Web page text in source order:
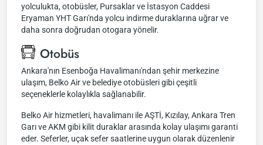
yolculukta, otobüsler, Pursaklar ve İstasyon Caddesi
Eryaman YHT Garı'nda yolcu indirme duraklarına uğrar ve
daha sonra doğrudan otogara yönelir.
Otobüs
Ankara'nın Esenboğa Havalimanı'ndan şehir merkezine
ulaşım, Belko Air ve belediye otobüsleri gibi çeşitli
seçeneklerle kolaylıkla sağlanabilir.
Belko Air hizmetleri, havalimanı ile AŞTİ, Kızılay, Ankara Tren
Garı ve AKM gibi kilit duraklar arasında kolay ulaşımı garanti
eder. Seferler, uçak sefer saatlerine uygun olarak düzenlenir